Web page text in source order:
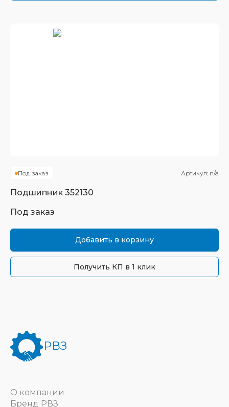
Под заказ Артикул: n/a
Подшипник 352130
Под заказ
Добавить в корзину
Получить КП в 1 клик
РВЗ
О компании
Бренд РВЗ